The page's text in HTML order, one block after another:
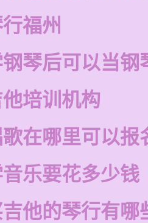
福州
琴后可以当钢
培训机构
在哪里可以报
乐要花多少钱
他的琴行有哪